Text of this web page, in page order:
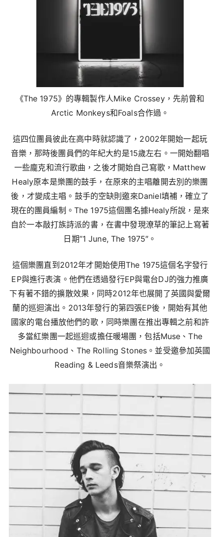
《The 1975》的專輯製作人Mike Crossey，先前曾和
Arctic Monkeys和Foals合作過。
這四位團員彼此在高中時就認識了，2002年開始一起玩
音樂，那時後團員們的年紀大約是15歲左右。一開始翻唱
一些龐克和流行歌曲，之後才開始自己寫歌，Matthew
Healy原本是樂團的鼓手，在原來的主唱離開去別的樂團
後，才變成主唱。鼓手的空缺則邀來Daniel填補，確立了
現在的團員編制。The 1975這個團名據Healy所說，是來
自於一本敲打族詩派的書，在書中發現潦草的筆記上寫著
日期”1 June, The 1975″。
這個樂團直到2012年才開始使用The 1975這個名字發行
EP與進行表演。他們在透過發行EP與電台DJ的強力推廣
下有著不錯的擴散效果，同時2012年也展開了英國與愛爾
蘭的巡迴演出。2013年發行的第四張EP後，開始有其他
國家的電台播放他們的歌，同時樂團在推出專輯之前和許
多當紅樂團一起巡迴或擔任暖場團，包括Muse、The
Neighbourhood、The Rolling Stones。並受邀參加英國
Reading & Leeds音樂祭演出。